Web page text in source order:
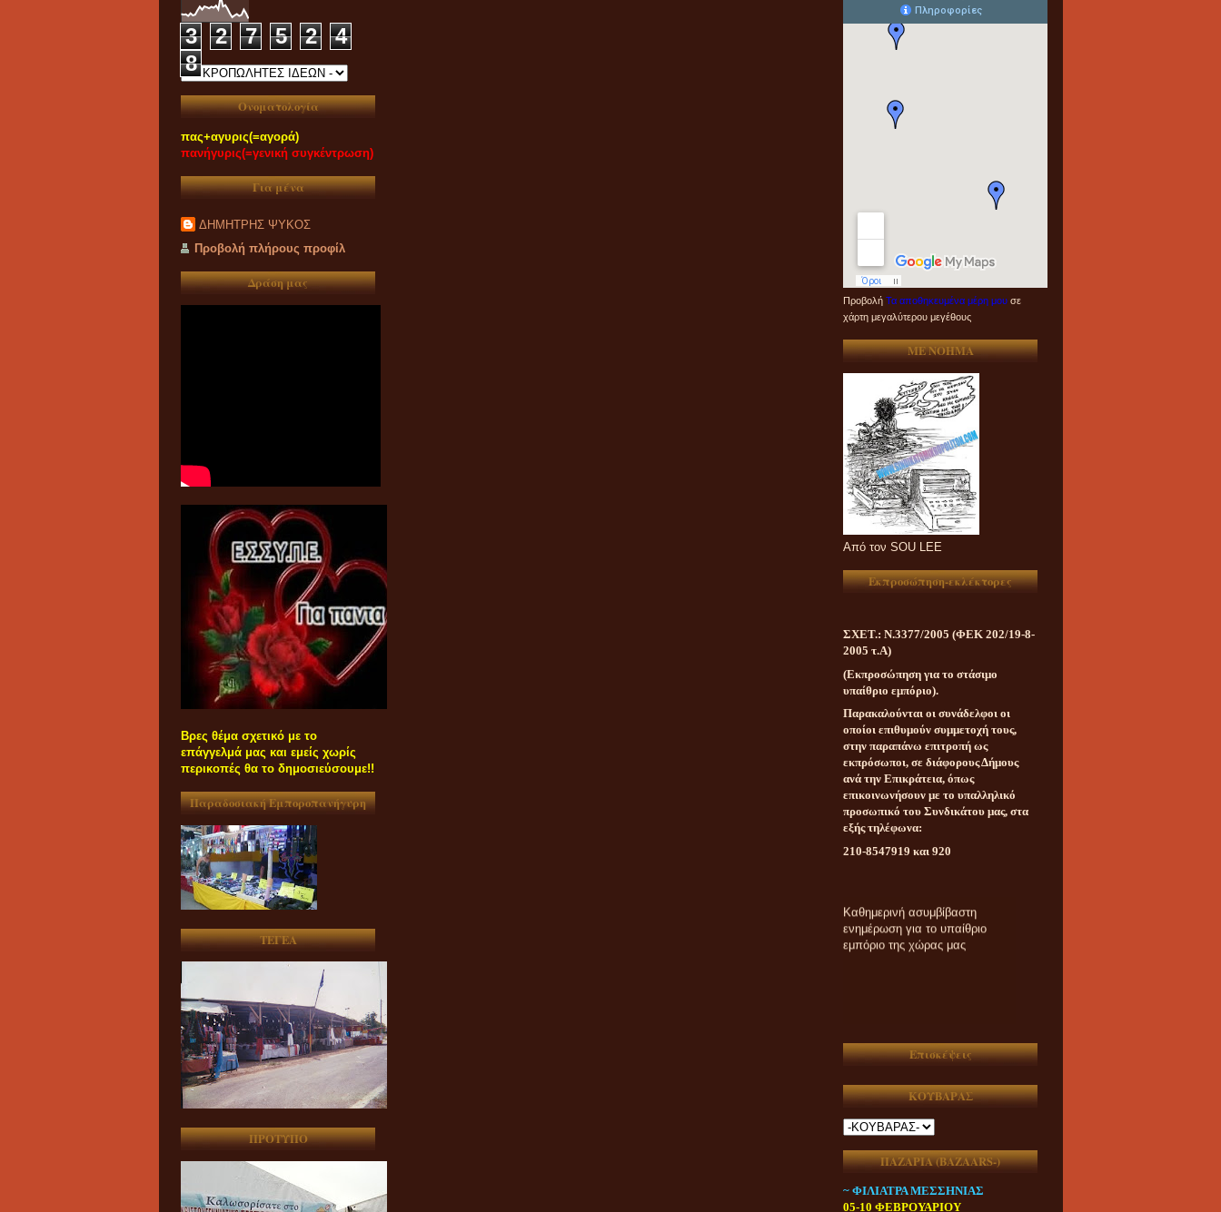
3 2 7 5 2
4
8
Ονοματολογία
πας+αγυρις(=αγορά)
πανήγυρις(=γενική συγκέντρωση)
Για μένα
ΔΗΜΗΤΡΗΣ ΨΥΚΟΣ
Προβολή πλήρους προφίλ
Δράση μας
Βρες θέμα σχετικό με το
επάγγελμά μας και εμείς χωρίς
περικοπές θα το δημοσιεύσουμε!!
Παραδοσιακή Εμποροπανήγυρη
ΤΕΓΕΑ
ΠΡΟΤΥΠΟ
Προβολή Τα αποθηκευμένα μέρη μου σε
χάρτη μεγαλύτερου μεγέθους
ME NOHMA
Aπό τον SOU LEE
Εκπροσώπηση-εκλέκτορες
ΣΧΕΤ.: Ν.3377/2005 (ΦΕΚ 202/19-8-
2005 τ.Α)
(Εκπροσώπηση για το στάσιμο
υπαίθριο εμπόριο).
Παρακαλούνται οι συνάδελφοι οι
οποίοι επιθυμούν συμμετοχή τους,
στην παραπάνω επιτροπή ως
εκπρόσωποι, σε διάφορους Δήμους
ανά την Επικράτεια, όπως
επικοινωνήσουν με το υπαλληλικό
προσωπικό του Συνδικάτου μας, στα
εξής τηλέφωνα:
210-8547919 και 920
ενημέρωση για το υπαίθριο
εμπόριο της χώρας μας
Επισκέψεις
ΚΟΥΒΑΡΑΣ
ΠΑΖΑΡΙΑ (ΒAZAARS-)
~ ΦΙΛΙΑΤΡΑ ΜΕΣΣΗΝΙΑΣ
05-10 ΦΕΒΡΟΥΑΡΙΟΥ